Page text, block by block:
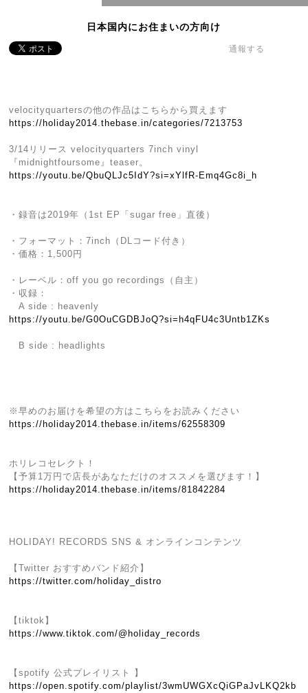
日本国内にお住まいの方向け
通報する
velocityquartersの他の作品はこちらから買えます
https://holiday2014.thebase.in/categories/7213753
3/14リリース velocityquarters 7inch vinyl
『midnightfoursome』teaser。
https://youtu.be/QbuQLJc5IdY?si=xYlfR-Emq4Gc8i_h
・録音は2019年（1st EP「sugar free」直後）
・フォーマット：7inch（DLコード付き）
・価格：1,500円
・レーベル：off you go recordings（自主）
・収録：
A side : heavenly
https://youtu.be/G0OuCGDBJoQ?si=h4qFU4c3Untb1ZKs
B side : headlights
※早めのお届けを希望の方はこちらをお読みください
https://holiday2014.thebase.in/items/62558309
ホリレコセレクト！
【予算1万円で店長があなただけのオススメを選びます！】
https://holiday2014.thebase.in/items/81842284
HOLIDAY! RECORDS SNS & オンラインコンテンツ
【Twitter おすすめバンド紹介】
https://twitter.com/holiday_distro
【tiktok】
https://www.tiktok.com/@holiday_records
【spotify 公式プレイリスト 】
https://open.spotify.com/playlist/3wmUWGXcQiGPaJvLKQ2kb